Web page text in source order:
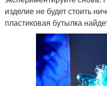
изделие не будет стоить
пластиковая бутылка